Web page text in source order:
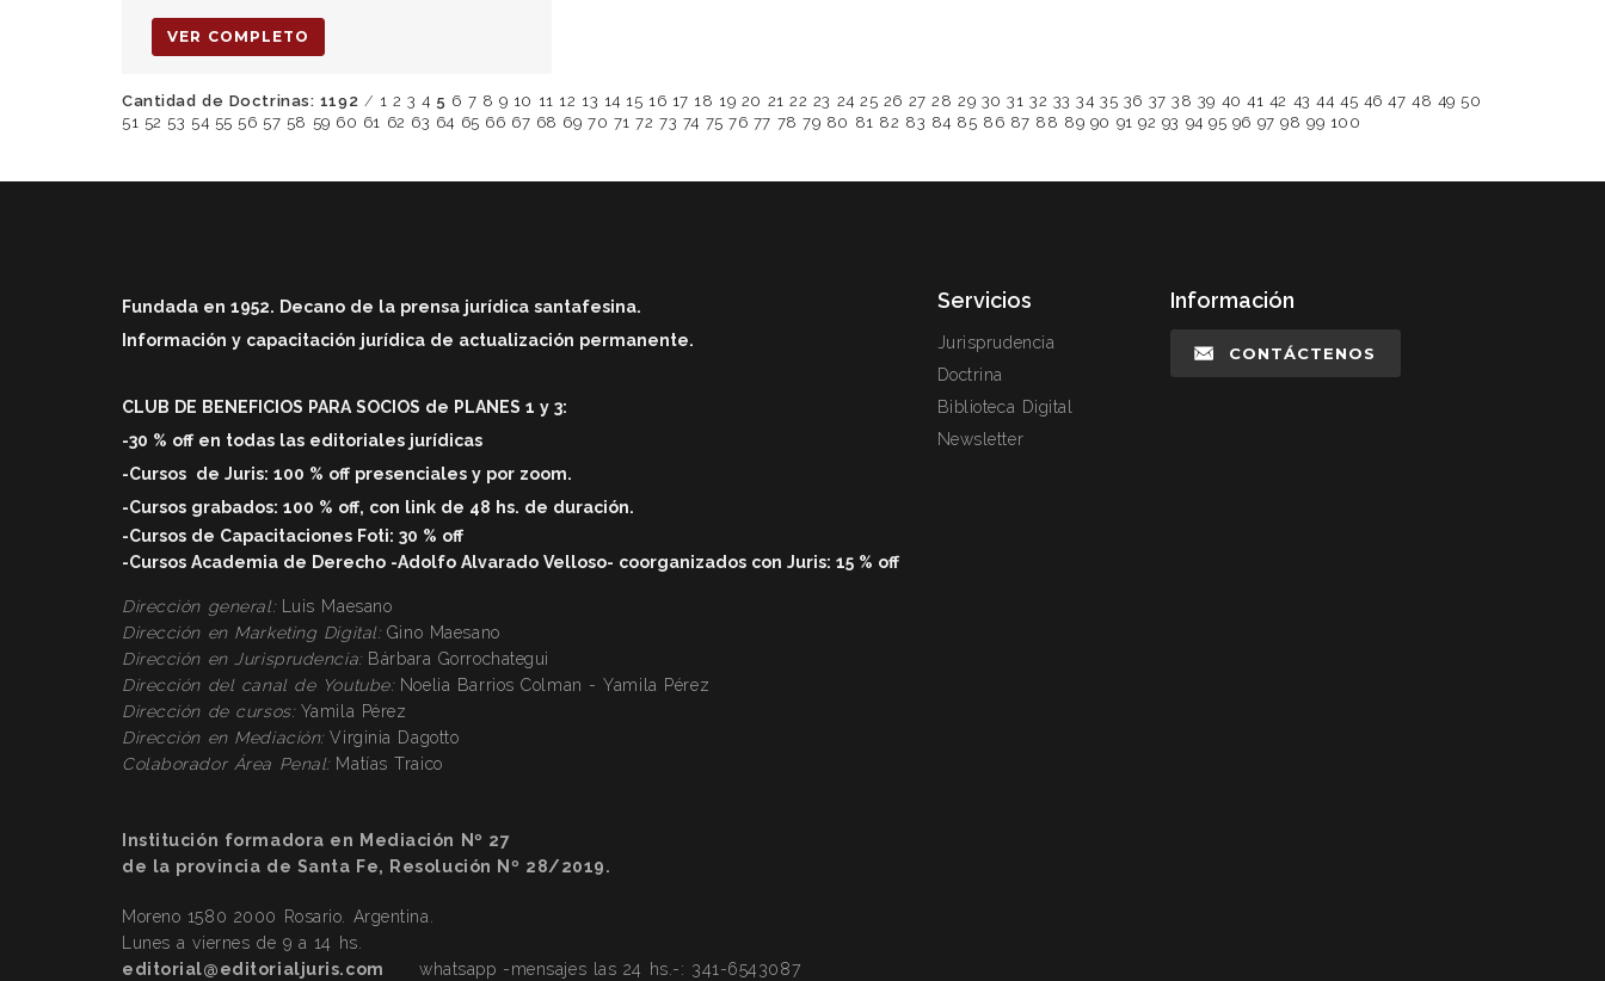
VER COMPLETO
Cantidad de Doctrinas: 1192 / 1 2 3 4 5 6 7 8 9 10 11 12 13 14 15 16 17 18 19 20 21 22 23 24 25 26 27 28 29 30 31 32 33 34 35 36 37 38 39 40 41 42 43 44 45 46 47 48 49 50
51 52 53 54 55 56 57 58 59 60 61 62 63 64 65 66 67 68 69 70 71 72 73 74 75 76 77 78 79 80 81 82 83 84 85 86 87 88 89 90 91 92 93 94 95 96 97 98 99 100
Fundada en 1952. Decano de la prensa jurídica santafesina.
Información y capacitación jurídica de actualización permanente.
CLUB DE BENEFICIOS PARA SOCIOS de PLANES 1 y 3:
-30 % off en todas las editoriales jurídicas
-Cursos de Juris: 100 % off presenciales y por zoom.
-Cursos grabados: 100 % off, con link de 48 hs. de duración.
-Cursos de Capacitaciones Foti: 30 % off
-Cursos Academia de Derecho -Adolfo Alvarado Velloso- coorganizados con Juris: 15 % off
Dirección general:Luis Maesano
Dirección en Marketing Digital:Gino Maesano
Dirección en Jurisprudencia:Bárbara Gorrochategui
Dirección del canal de Youtube: Noelia Barrios Colman - Yamila Pérez
Dirección de cursos: Yamila Pérez
Dirección en Mediación:Virginia Dagotto
Colaborador Área Penal:Matías Traico
Institución formadora en Mediación Nº 27
de la provincia de Santa Fe, Resolución Nº 28/2019.
Moreno 1580 2000 Rosario. Argentina.
Lunes a viernes de 9 a 14 hs.
editorial@editorialjuris.com
whatsapp -mensajes las 24 hs.-: 341-6543087
Servicios
Jurisprudencia
Doctrina
Biblioteca Digital
Newsletter
Información
CONTÁCTENOS